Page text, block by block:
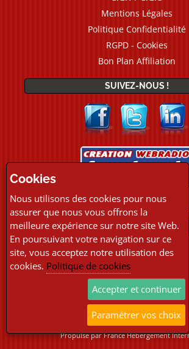
Mentions Légales
Politique Confidentialité
RGPD - Cookies
Bon Plan Affiliation
SUIVEZ-NOUS !
PAIEMENTS
Copyright © 2026 Location Webradio
Tous droits réservés
Propulsé parFrance Hebergement
Cookies
Nous utilisons des cookies pour nous
assurer que nous vous offrons la
meilleure expérience sur notre site Web.
En poursuivant votre navigation sur ce
site, vous acceptez notre utilisation des
cookies. Politique de cookies
Accepter et continuer
Paramétrer vos choix